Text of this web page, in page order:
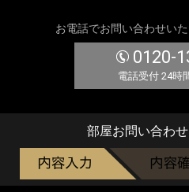
お電話でお問い合わせい
0120-
電話受付 24時
部屋お問い合わせ